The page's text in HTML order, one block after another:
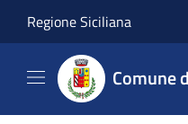
Regione Siciliana
Comune